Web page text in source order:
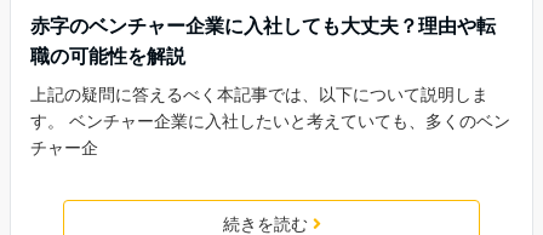
赤字のベンチャー企業に入社しても大丈夫？理由や転
職の可能性を解説
上記の疑問に答えるべく本記事では、以下について説明しま
す。 ベンチャー企業に入社したいと考えていても、多くのベン
チャー企
続きを読む